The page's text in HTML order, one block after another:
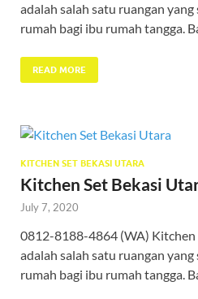
adalah salah satu ruangan
rumah bagi ibu rumah tangga.
READ MORE
KITCHEN SET BEKASI UTARA
Kitchen Set Bekasi
July 7, 2020
0812-8188-4864 (WA) Kitchen
adalah salah satu ruangan
rumah bagi ibu rumah tangga.